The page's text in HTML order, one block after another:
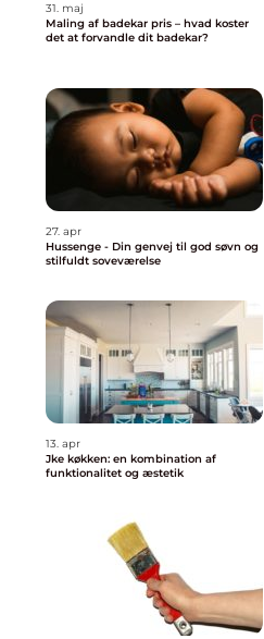
31. maj
Maling af badekar pris – hvad koster
det at forvandle dit badekar?
27. apr
Hussenge - Din genvej til god søvn og
stilfuldt soveværelse
13. apr
Jke køkken: en kombination af
funktionalitet og æstetik